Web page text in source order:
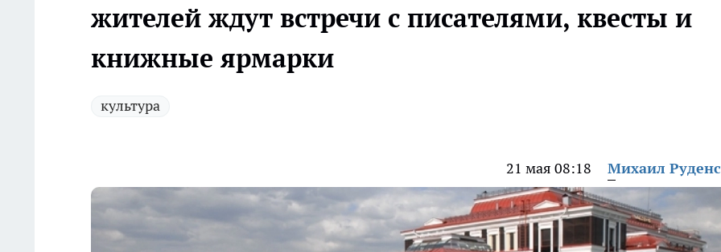
жителей ждут встречи с писателями, квесты и
книжные ярмарки
культура
21 мая 08:18 Михаил